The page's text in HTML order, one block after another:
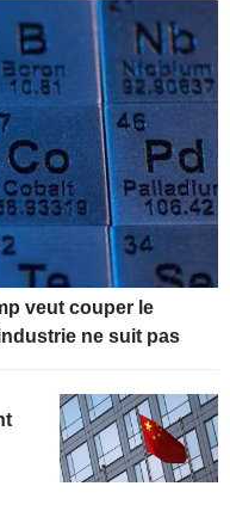
veut couper le
ne suit pas